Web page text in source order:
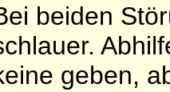
beiden
geben,